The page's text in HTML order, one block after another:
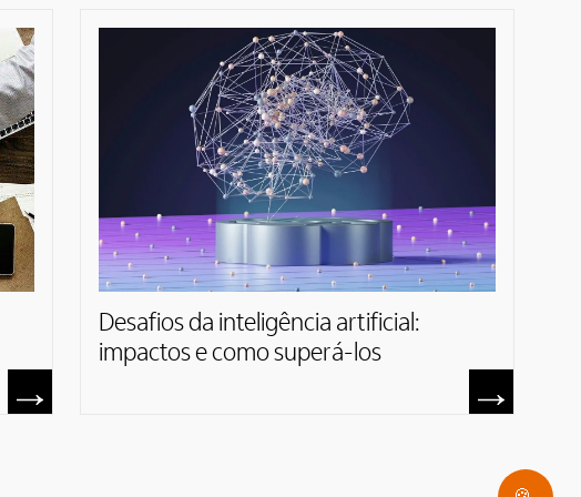
Desafios da inteligência artificial:
impactos e como superá-los